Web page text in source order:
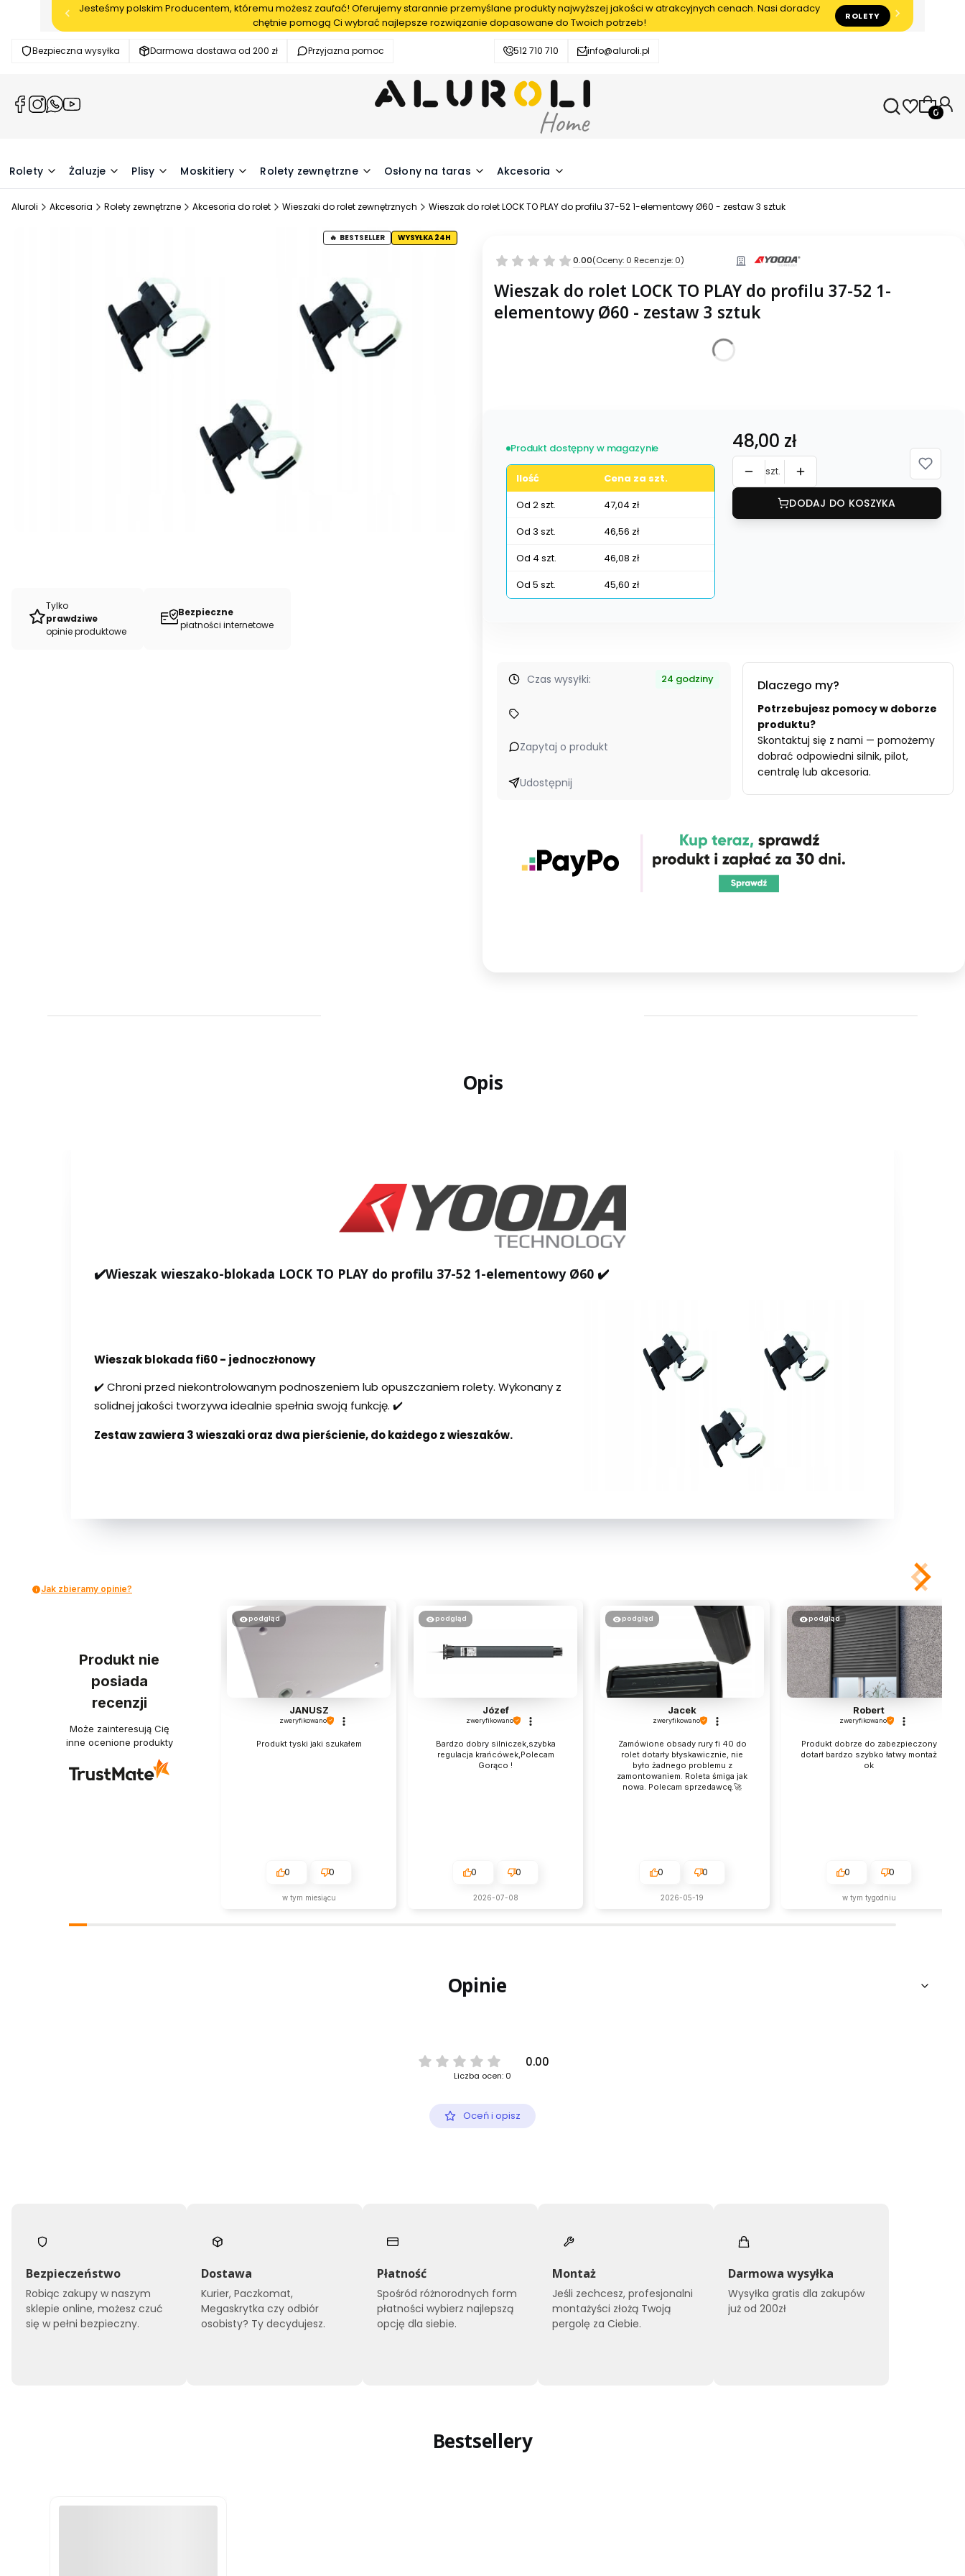
Jesteśmy polskim Producentem, któremu możesz zaufać! Oferujemy starannie przemyślane produkty najwyższej jakości w atrakcyjnych cenach. Nasi doradcy
chętnie pomogą Ci wybrać najlepsze rozwiązanie dopasowane do Twoich potrzeb!
ROLETY
Bezpieczna wysyłka Darmowa dostawa od 200 zł Przyjazna pomoc 512 710 710 info@aluroli.pl
(Otwiera
karcie)
(Otwiera
karcie)
(Otwiera
karcie)
(Otwiera
karcie)
Rolety Żaluzje Plisy Moskitiery Rolety zewnętrzne Osłony na taras Akcesoria
Aluroli Akcesoria Rolety zewnętrzne Akcesoria do rolet Wieszaki do rolet zewnętrznych Wieszak do rolet LOCK TO PLAY do profilu 37-52 1-elementowy Ø60 - zestaw 3 sztuk
Tylko
prawdziwe
opinie produktowe
Bezpieczne
płatności internetowe
BESTSELLER WYSYŁKA 24H
0.00(Oceny: 0 Recenzje: 0)
Wieszak do rolet LOCK TO PLAY do profilu 37-52 1-
elementowy Ø60 - zestaw 3 sztuk
Produkt dostępny w magazynie
Ilość
Cena za szt.
Od 2 szt.
47,04 zł
Od 3 szt.
46,56 zł
Od 4 szt.
46,08 zł
Od 5 szt.
45,60 zł
Cena
48,00 zł
szt.
DODAJ DO KOSZYKA
Czas wysyłki: 24 godziny
Zapytaj o produkt
Udostępnij
Dlaczego my?
Potrzebujesz pomocy w doborze
produktu?
Skontaktuj się z nami — pomożemy
dobrać odpowiedni silnik, pilot,
centralę lub akcesoria.
Opis
✔️Wieszak wieszako-blokada LOCK TO PLAY do profilu 37-52 1-elementowy Ø60 ✔️
Wieszak blokada fi60 - jednoczłonowy
✔️ Chroni przed niekontrolowanym podnoszeniem lub opuszczaniem rolety. Wykonany z
solidnej jakości tworzywa idealnie spełnia swoją funkcję. ✔️
Zestaw zawiera 3 wieszaki oraz dwa pierścienie, do każdego z wieszaków.
Jak zbieramy opinie?
Produkt nie
posiada
recenzji
Może zainteresują Cię
inne ocenione produkty
podgląd
JANUSZ
zweryfikowano
Produkt tyski jaki szukałem
0 0
w tym miesiącu
podgląd
Józef
zweryfikowano
Bardzo dobry silniczek,szybka
regulacja krańcówek,Polecam
Gorąco !
0 0
2026-07-08
podgląd
Jacek
zweryfikowano
Zamówione obsady rury fi 40 do
rolet dotarły błyskawicznie, nie
było żadnego problemu z
zamontowaniem. Roleta śmiga jak
nowa. Polecam sprzedawcę.🚀
0 0
2026-05-19
podgląd
Robert
zweryfikowano
Produkt dobrze do zabezpieczony
dotarł bardzo szybko łatwy montaż
ok
0 0
w tym tygodniu
Opinie
0.00
Liczba ocen: 0
Oceń i opisz
Bezpieczeństwo
Robiąc zakupy w naszym
sklepie online, możesz czuć
się w pełni bezpieczny.
Dostawa
Kurier, Paczkomat,
Megaskrytka czy odbiór
osobisty? Ty decydujesz.
Płatność
Spośród różnorodnych form
płatności wybierz najlepszą
opcję dla siebie.
Montaż
Jeśli zechcesz, profesjonalni
montażyści złożą Twoją
pergolę za Ciebie.
Darmowa wysyłka
Wysyłka gratis dla zakupów
już od 200zł
Bestsellery